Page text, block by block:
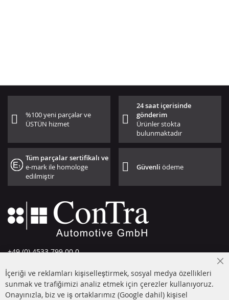
%100 yeni parçalar ve
ÜSTÜN hizmet
24 saat içerisinde
gönderim
Ürünler stokta
bulunmaktadır
Tüm parçalar sertifikalı ve
e-mark ile homologe
edilmiştir
Güvenliödeme
+49 (0) 4533 799 00 0
info@contra-automotive.de
facebook
instagram
İçeriği ve reklamları kişiselleştirmek, sosyal medya özellikleri
sunmak ve trafiğimizi analiz etmek için çerezler kullanıyoruz.
Onayınızla, biz ve iş ortaklarımız (Google dahil) kişisel